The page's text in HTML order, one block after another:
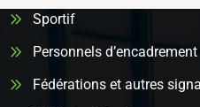
Sportif
Personnels d’encadrement
Fédérations et autres